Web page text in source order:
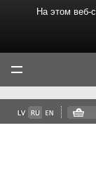
Menu
На этом веб-